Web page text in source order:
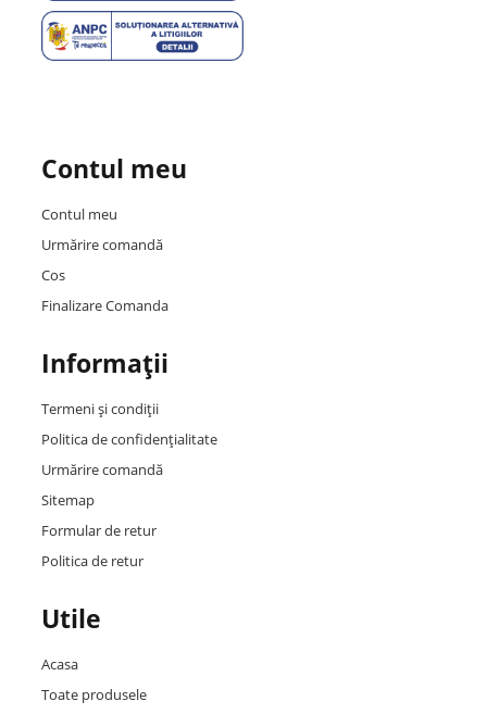
Contul meu
Contul meu
Urmărire comandă
Cos
Finalizare Comanda
Informații
Termeni și condiții
Politica de confidențialitate
Urmărire comandă
Sitemap
Formular de retur
Politica de retur
Utile
Acasa
Toate produsele